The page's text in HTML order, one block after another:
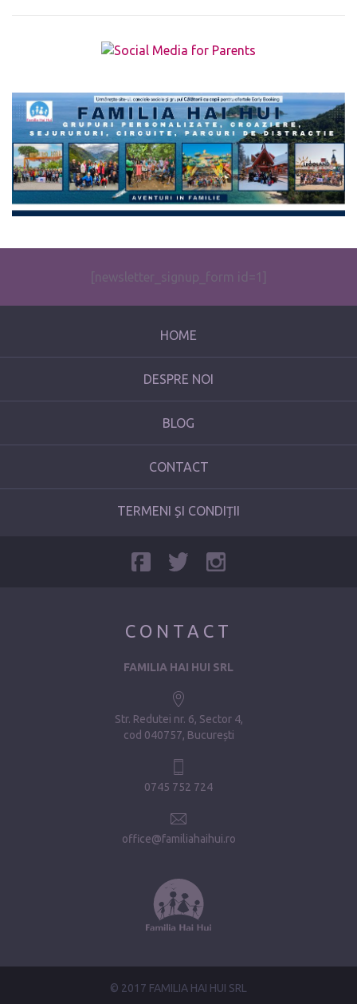
The form you have selected does not exist.
[newsletter_signup_form id=1]
HOME
DESPRE NOI
BLOG
CONTACT
TERMENI ȘI CONDIȚII
CONTACT
FAMILIA HAI HUI SRL
Str. Redutei nr. 6, Sector 4
cod 040757, București
0745 752 724
office@familiahaihui.ro
© 2017 FAMILIA HAI HUI SRL